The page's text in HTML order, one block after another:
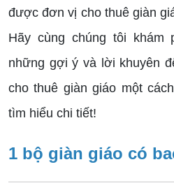
được đơn vị cho thuê giàn
Hãy cùng chúng tôi khám
những gợi ý và lời khuyên
cho thuê giàn giáo một
tìm hiểu chi tiết!
1 bộ giàn giáo có